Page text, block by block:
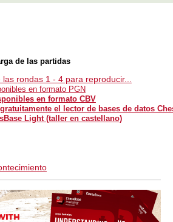
de las partidas
rondas 1 - 4 para reproducir...
en formato PGN
en formato CBV
el lector de bases de datos
Light (taller en castellano)